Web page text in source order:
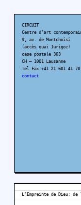
CIRCUIT
Centre d’art
9, av. de Montchoisi
(accès quai Jurigoz)
case postale 303
CH – 1001 Lausanne
Tel Fax +41 21 601 41 70
contact
L’Empreinte de Dieu: